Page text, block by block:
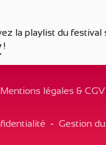
la playlist du festival
!
Mentions légales & CGV
- Gestion